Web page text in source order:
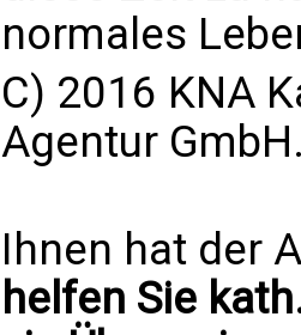
normales
C) 2016 KNA
Agentur
Ihnen hat der
helfen Sie